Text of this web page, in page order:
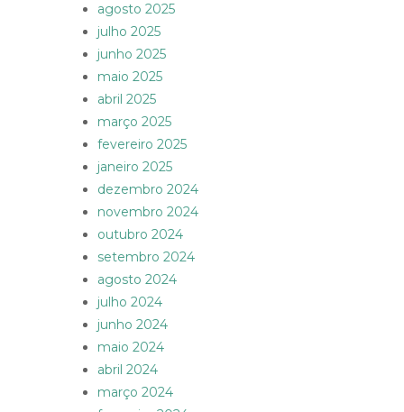
agosto 2025
julho 2025
junho 2025
maio 2025
abril 2025
março 2025
fevereiro 2025
janeiro 2025
dezembro 2024
novembro 2024
outubro 2024
setembro 2024
agosto 2024
julho 2024
junho 2024
maio 2024
abril 2024
março 2024